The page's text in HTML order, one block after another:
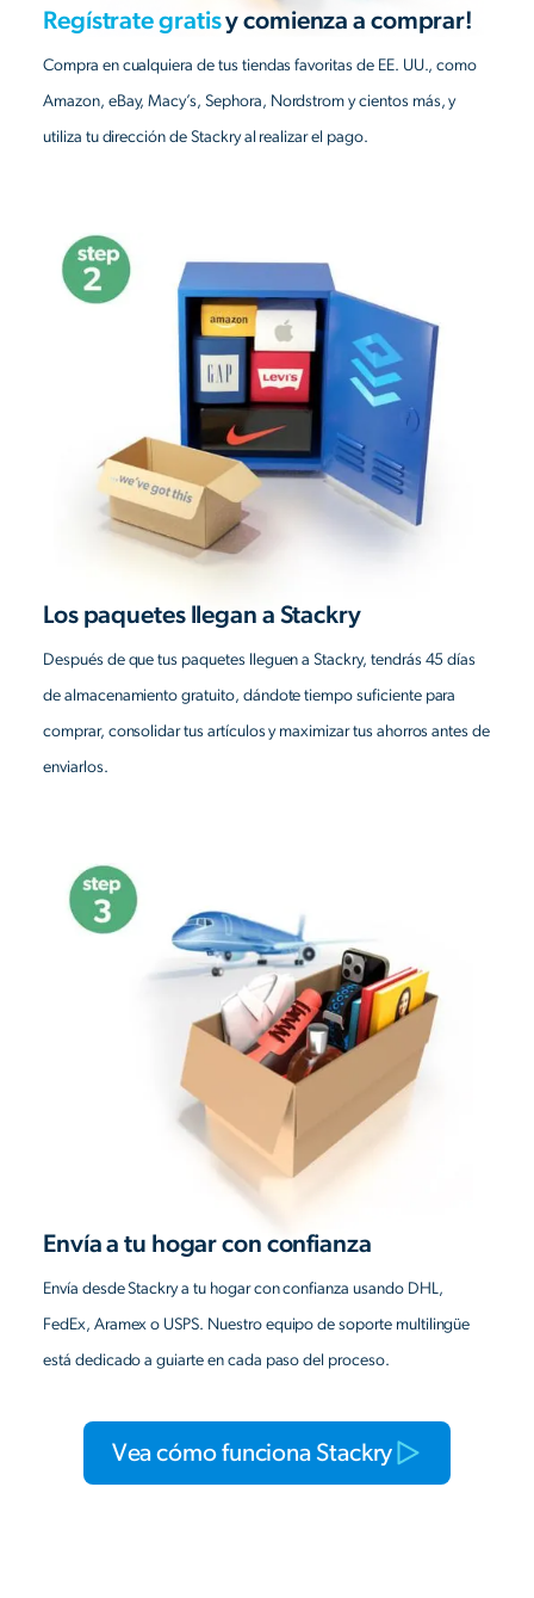
Regístrate gratisy comienza a comprar!
Compra en cualquiera de tus tiendas favoritas de EE. UU., como
Amazon, eBay, Macy’s, Sephora, Nordstrom y cientos más, y
utiliza tu dirección de Stackry al realizar el pago.
Los paquetes llegan a Stackry
Después de que tus paquetes lleguen a Stackry, tendrás 45 días
de almacenamiento gratuito, dándote tiempo suficiente para
comprar, consolidar tus artículos y maximizar tus ahorros antes de
enviarlos.
Envía a tu hogar con confianza
Envía desde Stackry a tu hogar con confianza usando DHL,
FedEx, Aramex o USPS. Nuestro equipo de soporte multilingüe
está dedicado a guiarte en cada paso del proceso.
Vea cómo funciona Stackry